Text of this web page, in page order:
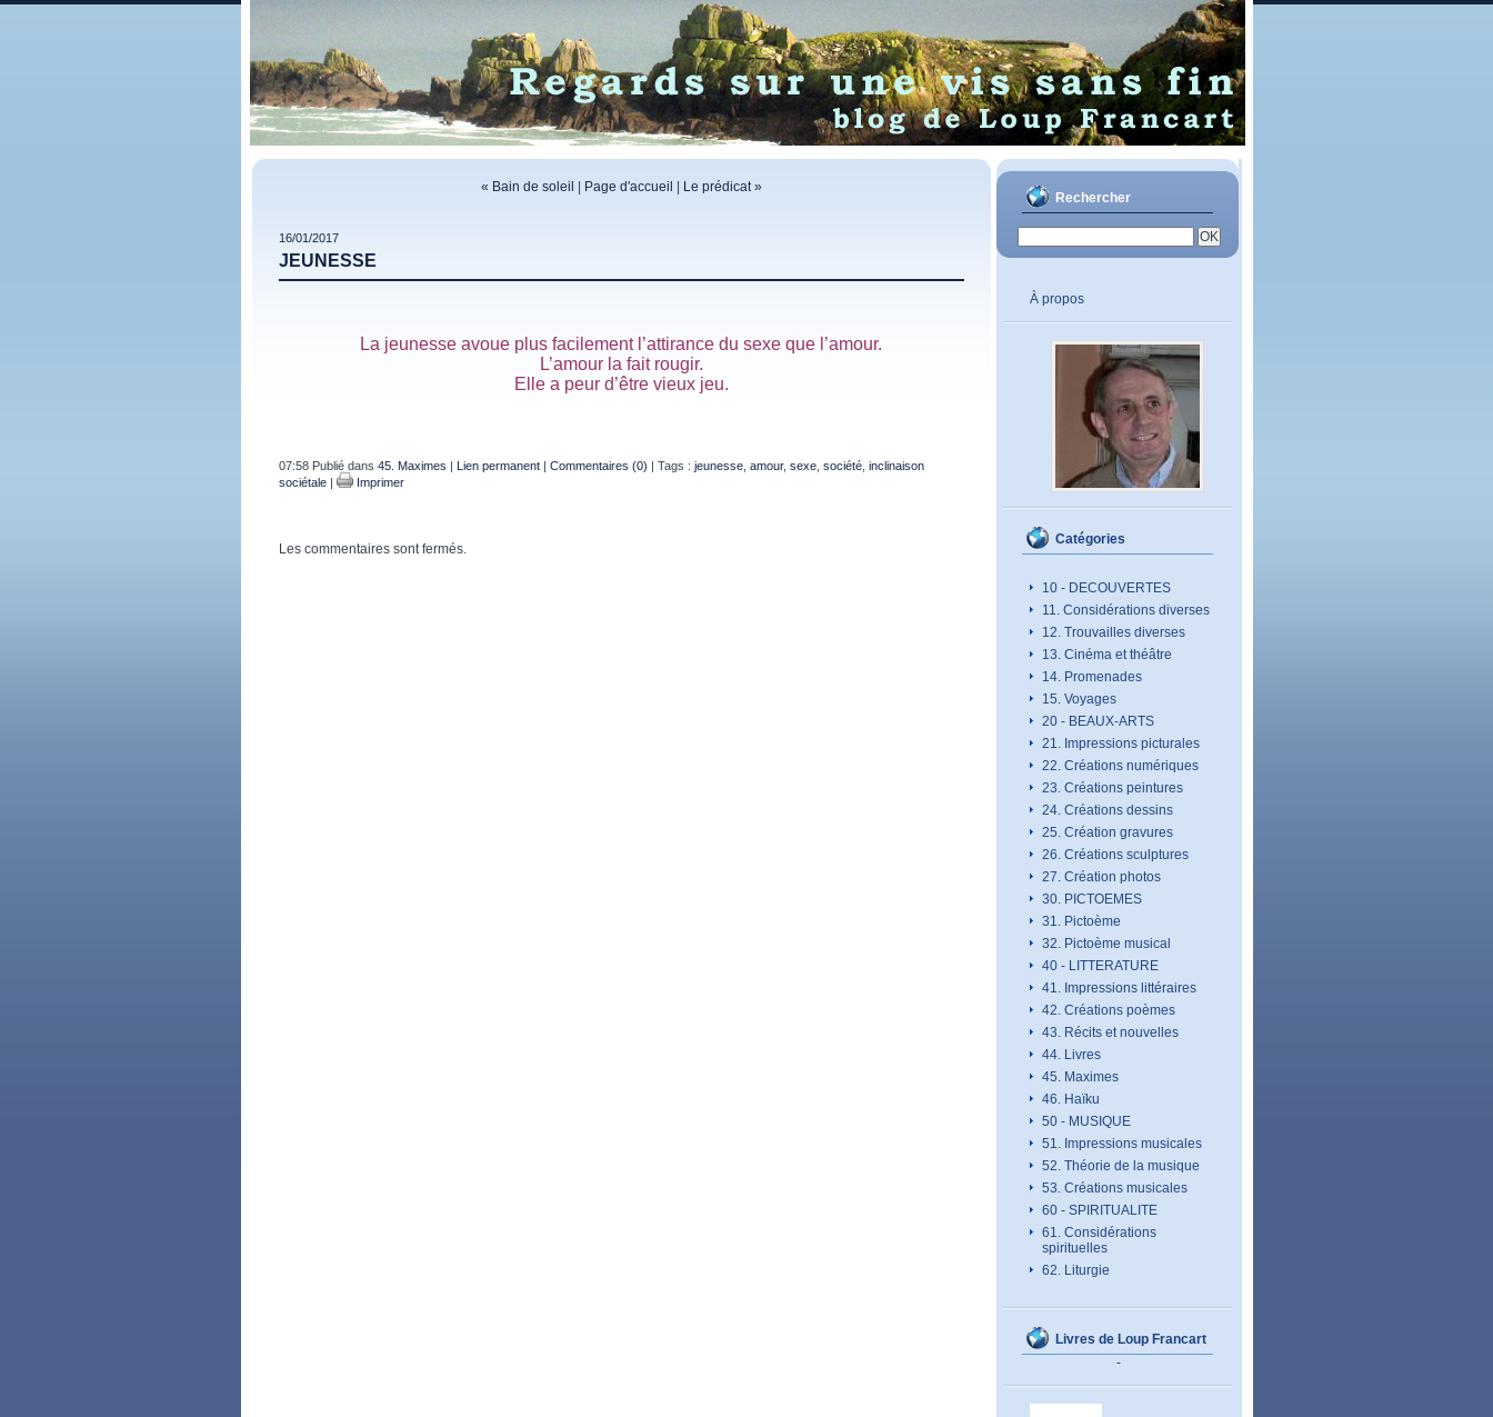
Rechercher
À propos
Catégories
10 - DECOUVERTES
11. Considérations diverses
12. Trouvailles diverses
13. Cinéma et théâtre
14. Promenades
15. Voyages
20 - BEAUX-ARTS
21. Impressions picturales
22. Créations numériques
23. Créations peintures
24. Créations dessins
25. Création gravures
26. Créations sculptures
27. Création photos
30. PICTOEMES
31. Pictoème
32. Pictoème musical
40 - LITTERATURE
41. Impressions littéraires
42. Créations poèmes
43. Récits et nouvelles
44. Livres
45. Maximes
46. Haïku
50 - MUSIQUE
51. Impressions musicales
52. Théorie de la musique
53. Créations musicales
60 - SPIRITUALITE
61. Considérations
spirituelles
62. Liturgie
Livres de Loup Francart
-
« Bain de soleil Page d'accueil Le prédicat »
16/01/2017
JEUNESSE
La jeunesse avoue plus facilement l’attirance du sexe que l’amour.
L’amour la fait rougir.
Elle a peur d’être vieux jeu.
07:58 Publié dans 45. Maximes | Lien permanent| Commentaires (0) | Tags : jeunesse, amour, sexe, société, inclinaison
sociétale| Imprimer
Les commentaires sont fermés.